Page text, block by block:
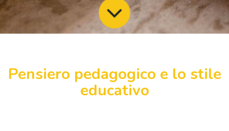
Pensiero pedagogico e lo stile
educativo